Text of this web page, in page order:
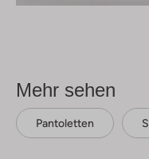
Mehr sehen
Pantoletten